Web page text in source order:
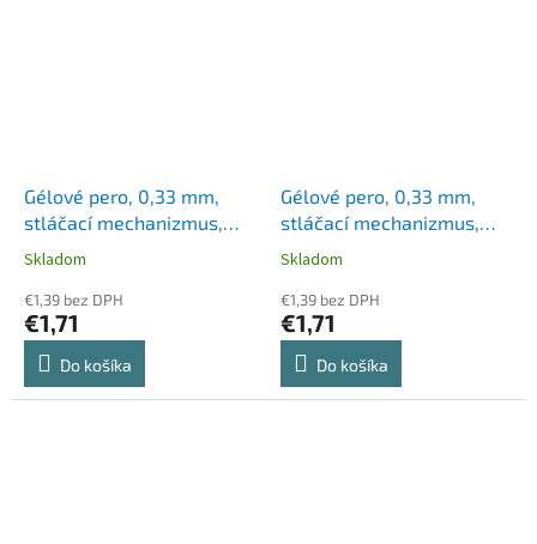
Gélové pero, 0,33 mm,
stláčací mechanizmus,
ZEBRA "Sarasa Clip",
Skladom
€1,39 bez DPH
€1,71
Do košíka
Gélové pero, 0,33 mm,
stláčací mechanizmus,
ZEBRA "Sarasa Clip",
Skladom
€1,39 bez DPH
€1,71
Do košíka